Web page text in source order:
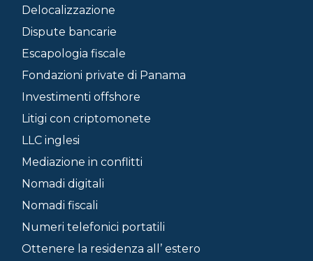
Delocalizzazione
Dispute bancarie
Escapologia fiscale
Fondazioni private di Panama
Investimenti offshore
Litigi con criptomonete
LLC inglesi
Mediazione in conflitti
Nomadi digitali
Nomadi fiscali
Numeri telefonici portatili
Ottenere la residenza all’ estero